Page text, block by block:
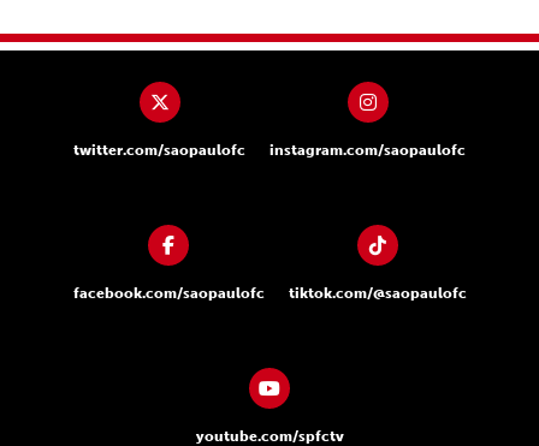
twitter.com/saopaulofc instagram.com/saopaulofc
facebook.com/saopaulofc tiktok.com/@saopaulofc
youtube.com/spfctv